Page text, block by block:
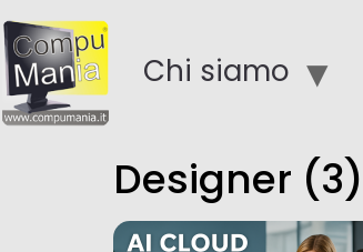
Chi siamo
Designer (3)